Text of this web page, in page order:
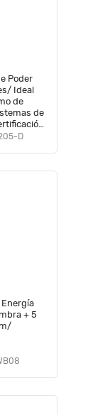
Poder
Ideal
de
de
D
Energía
+ 5